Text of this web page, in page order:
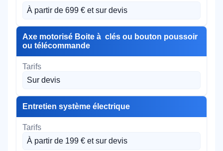
À partir de 699 € et sur devis
Axe motorisé Boite à clés ou bouton poussoir
ou télécommande
Sur devis
Entretien système électrique
À partir de 199 € et sur devis